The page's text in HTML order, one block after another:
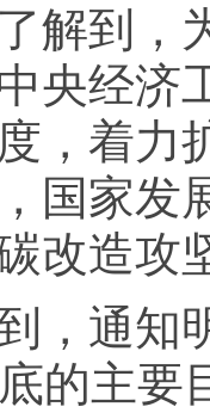
解到，
央经济
，着力
国家发
改造攻
通知明
的主要